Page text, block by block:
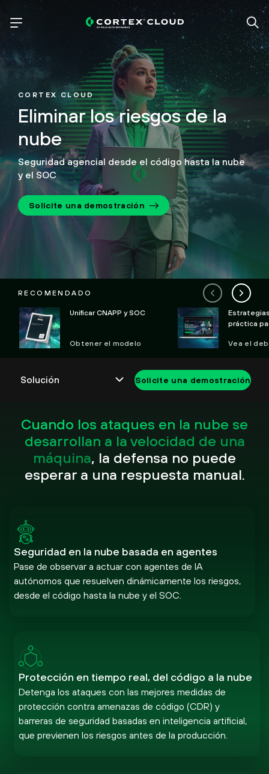
CORTEX CLOUD
Eliminarlos riesgos de la
nube
Seguridad agencial desde el código hasta la nube
y el SOC
Solicite una demostración
RECOMENDADO
Unificar CNAPP y SOC
Obtener el modelo
práctica
Vea el
Solicite una demostración
Cuando los ataques en la nube se
desarrollan a la velocidad de una
máquina, la defensa no puede
esperar a una respuesta manual.
Seguridad en la nube basada en agentes
Pase de observar a actuar con agentes de IA
autónomos que resuelven dinámicamente los riesgos,
desde el código hasta la nube y el SOC.
Protección en tiempo real, del código a la nube
Detenga los ataques con las mejores medidas de
protección contra amenazas de código (CDR) y
barreras de seguridad basadas en inteligencia artificial,
que previenen los riesgos antes de la producción.